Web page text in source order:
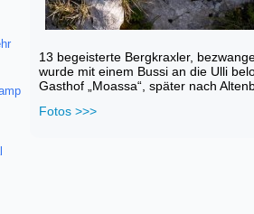
13 begeisterte Bergkraxler,
wurde mit einem Bussi an die Ulli
Gasthof „Moassa“, später nach
Fotos >>>